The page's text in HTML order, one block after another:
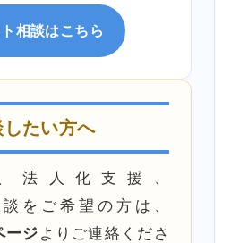
相談はこちら
たい方へ
法人化支援、
をご希望の方は、
ージよりご連絡くださ